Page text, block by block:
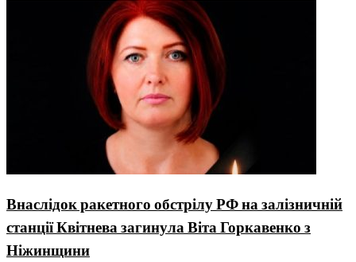
Внаслідок ракетного обстрілу РФ на залізничній
станції Квітнева загинула Віта Горкавенко з
Ніжинщини